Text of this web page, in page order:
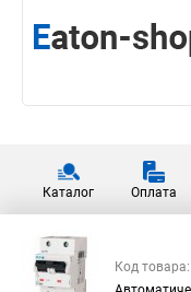
Каталог Оплата
Код